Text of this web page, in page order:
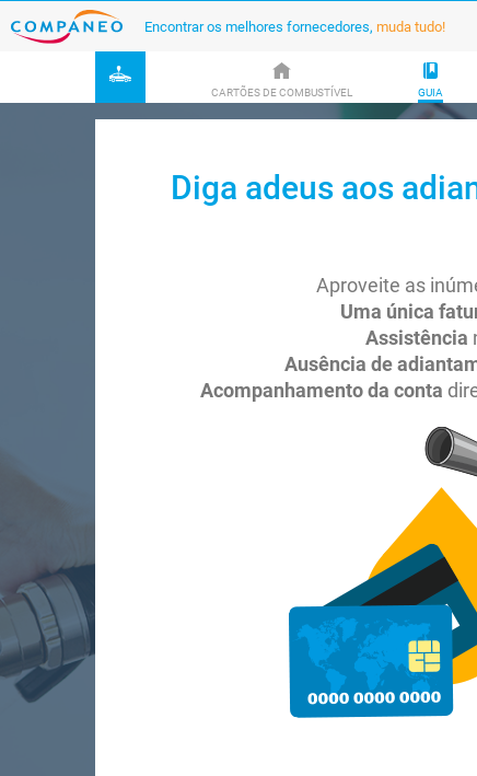
Encontrar os melhores fornecedores, muda tudo!
CARTÕES DE COMBUSTÍVEL GUIA
Diga adeus aos
Aproveite as
Uma única
Assistência
Ausência de
Acompanhamento da conta